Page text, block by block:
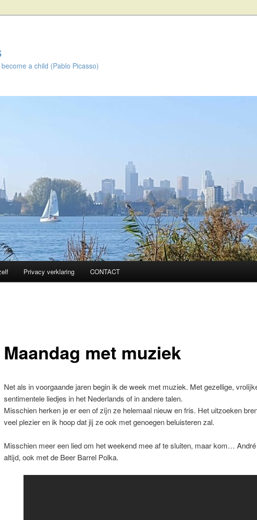
a child (Pablo Picasso)
Privacy verklaring CONTACT
Maandag met muziek
Net als in voorgaande jaren begin ik de week met muziek. Met gezellige,
sentimentele liedjes in het Nederlands of in andere talen.
Misschien herken je er een of zijn ze helemaal nieuw en fris. Het uitzoeken
veel plezier en ik hoop dat jij ze ook met genoegen beluisteren zal.
Misschien meer een lied om het weekend mee af te sluiten, maar kom…
altijd, ook met de Beer Barrel Polka.